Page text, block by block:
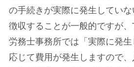
の手続きが実際に発生してい
徴収することが一般的ですが
労務士事務所では「実際に発
応じて費用が発生しますので